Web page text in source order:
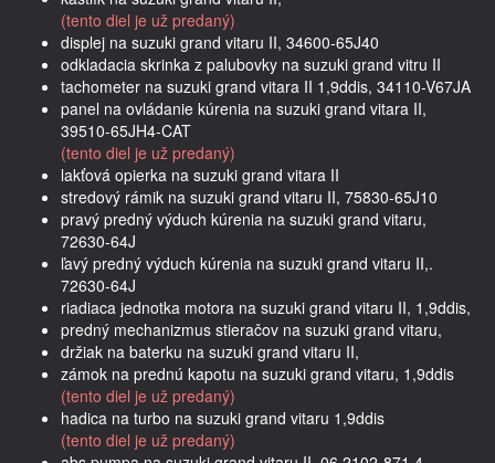
(tento diel je už predaný)
displej na suzuki grand vitaru II, 34600-65J40
odkladacia skrinka z palubovky na suzuki grand vitru II
tachometer na suzuki grand vitara II 1,9ddis, 34110-V67JA
panel na ovládanie kúrenia na suzuki grand vitara II,
39510-65JH4-CAT
(tento diel je už predaný)
lakťová opierka na suzuki grand vitara II
stredový rámik na suzuki grand vitaru II, 75830-65J10
pravý predný výduch kúrenia na suzuki grand vitaru,
72630-64J
ľavý predný výduch kúrenia na suzuki grand vitaru II,.
72630-64J
riadiaca jednotka motora na suzuki grand vitaru II, 1,9ddis,
predný mechanizmus stieračov na suzuki grand vitaru,
držiak na baterku na suzuki grand vitaru II,
zámok na prednú kapotu na suzuki grand vitaru, 1,9ddis
(tento diel je už predaný)
hadica na turbo na suzuki grand vitaru 1,9ddis
(tento diel je už predaný)